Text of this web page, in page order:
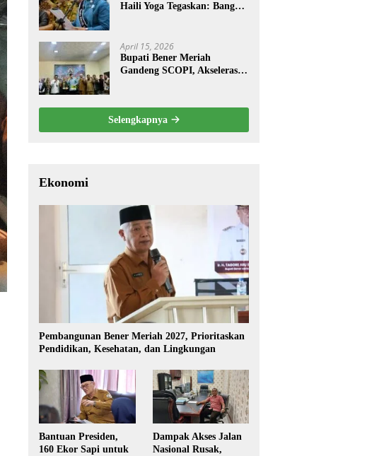
Haili Yoga Tegaskan: Bangun
April 15, 2026
Bupati Bener Meriah
Gandeng SCOPI, Akselerasi
Selengkapnya
Ekonomi
Pembangunan Bener Meriah 2027, Prioritaskan
Pendidikan, Kesehatan, dan Lingkungan
Bantuan Presiden,
160 Ekor Sapi untuk
Dampak Akses Jalan
Nasional Rusak,